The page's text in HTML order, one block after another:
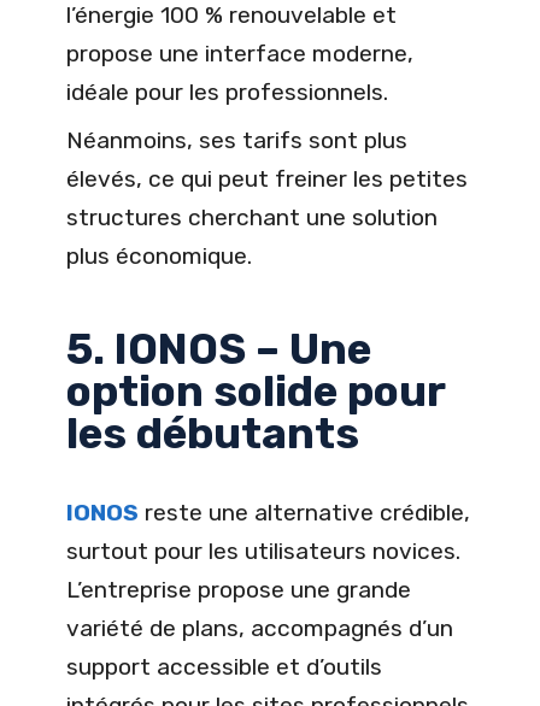
l’énergie 100 % renouvelable et
propose une interface moderne,
idéale pour les professionnels.
Néanmoins, ses tarifs sont plus
élevés, ce qui peut freiner les petites
structures cherchant une solution
plus économique.
5. IONOS – Une
option solide pour
les débutants
IONOS reste une alternative crédible,
surtout pour les utilisateurs novices.
L’entreprise propose une grande
variété de plans, accompagnés d’un
support accessible et d’outils